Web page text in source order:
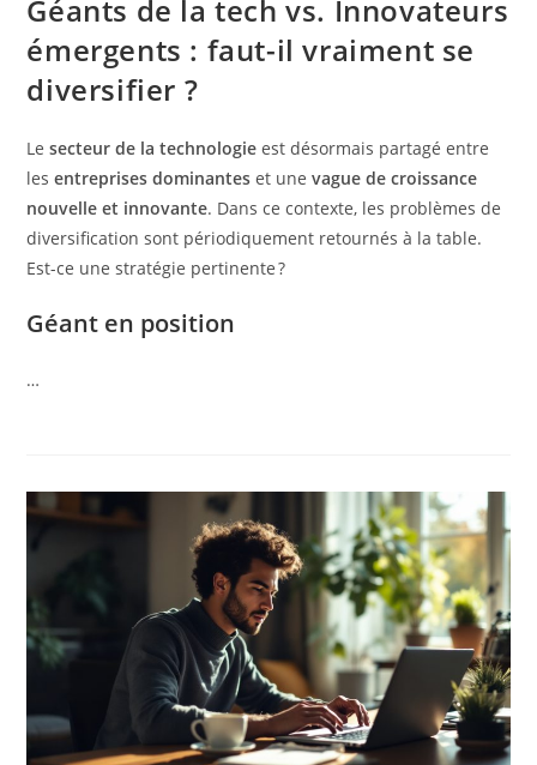
Géants de la tech vs. Innovateurs
émergents : faut-il vraiment se
diversifier ?
Lesecteur de la technologie est désormais partagé entre
lesentreprises dominantes et unevague de croissance
nouvelle et innovante. Dans ce contexte, les problèmes de
diversification sont périodiquement retournés à la table.
Est-ce une stratégie pertinente ?
Géant en position
…